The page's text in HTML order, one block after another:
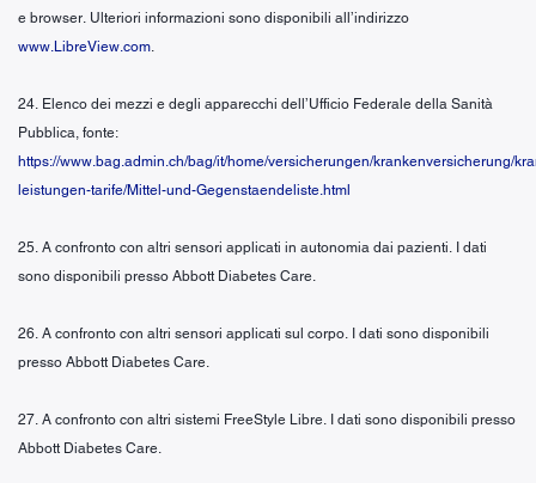
e browser. Ulteriori informazioni sono disponibili all’indirizzo
www.LibreView.com.
24. Elenco dei mezzi e degli apparecchi dell’Ufficio Federale della Sanità
Pubblica, fonte:
https://www.bag.admin.ch/bag/it/home/versicherungen/krankenversicherung/
leistungen-tarife/Mittel-und-Gegenstaendeliste.html
25. A confronto con altri sensori applicati in autonomia dai pazienti. I dati
sono disponibili presso Abbott Diabetes Care.
26. A confronto con altri sensori applicati sul corpo. I dati sono disponibili
presso Abbott Diabetes Care.
27. A confronto con altri sistemi FreeStyle Libre. I dati sono disponibili presso
Abbott Diabetes Care.